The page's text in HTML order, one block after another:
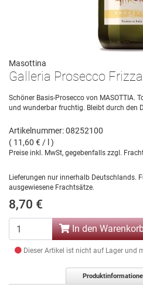
Masottina
Galleria Prosecco
Schöner Basis-Prosecco von MASOTTIA.
und wunderbar fruchtig. Bleibt durch den
Artikelnummer: 08252100
( 11,60 € / l )
Preise inkl. MwSt, gegebenfalls zzgl.
Lieferungen nur innerhalb Deutschlands.
ausgewiesene Frachtsätze.
8,70 €
In den
Dieser Artikel ist nicht auf Lager und